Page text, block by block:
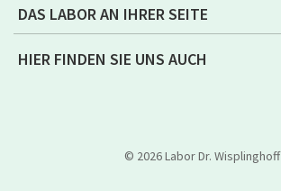
DAS LABOR AN IHRER SEITE
HIER FINDEN SIE UNS AUCH
© 2026 Labor Dr. Wisplinghoff